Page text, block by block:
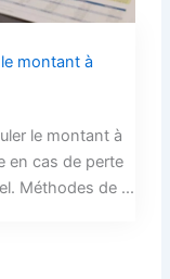
montant à
le montant à
en cas de perte
Méthodes de ...